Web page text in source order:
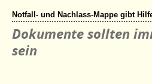
Notfall- und Nachlass-Mappe gibt
Dokumente sollten
sein